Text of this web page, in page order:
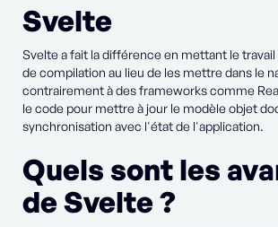
Svelte
Svelte a fait la différence en mettant le
de compilation au lieu de les mettre dans le
contrairement à des frameworks comme
le code pour mettre à jour le modèle objet
synchronisation avec l'état de l'application.
Quels sont les
de Svelte ?